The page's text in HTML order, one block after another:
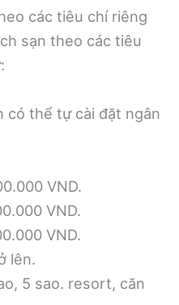
các tiêu chí riêng
sạn theo các tiêu
có thể tự cài đặt ngân
VND.
VND.
VND.
lên.
5 sao. resort, căn